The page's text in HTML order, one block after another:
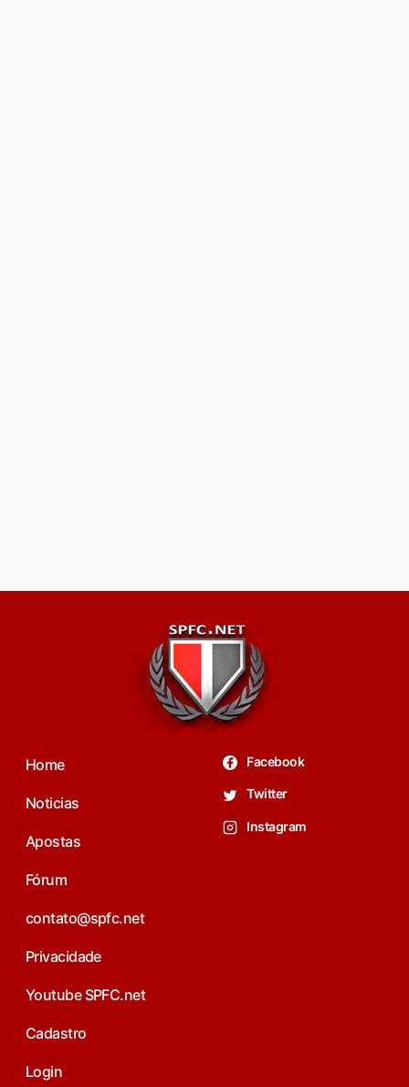
Home
Noticias
Apostas
Fórum
contato@spfc.net
Privacidade
Youtube SPFC.net
Cadastro
Login
Facebook
Twitter
Instagram